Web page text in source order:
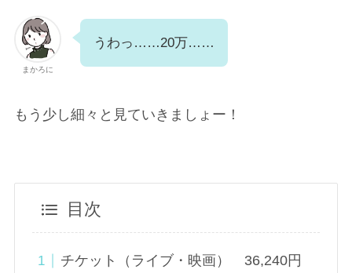
まかろに
うわっ……20万……
もう少し細々と見ていきましょー！
目次
チケット（ライブ・映画） 36,240円